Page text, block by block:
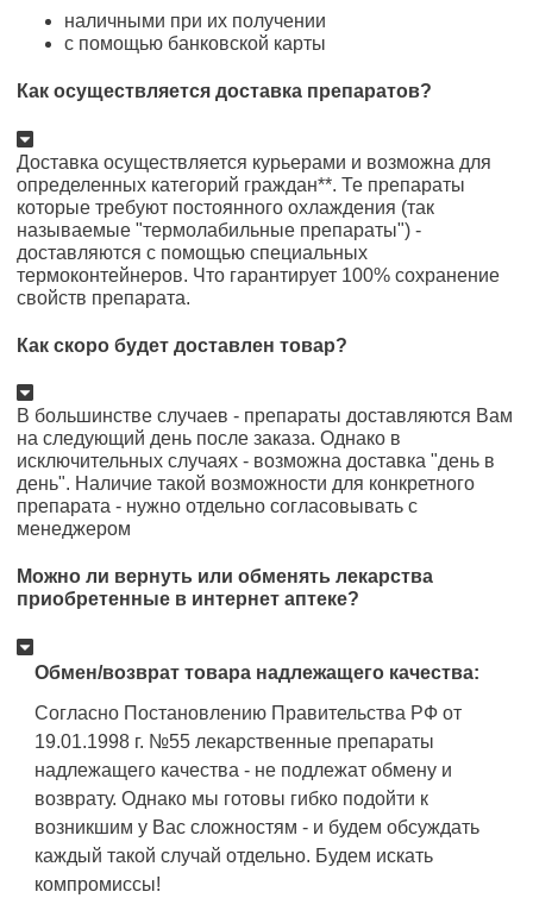
наличными при их получении
с помощью банковской карты
Как осуществляется доставка препаратов?
Доставка осуществляется курьерами и возможна для
определенных категорий граждан**. Те препараты
которые требуют постоянного охлаждения (так
называемые "термолабильные препараты") -
доставляются с помощью специальных
термоконтейнеров. Что гарантирует 100% сохранение
свойств препарата.
Как скоро будет доставлен товар?
В большинстве случаев - препараты доставляются Вам
на следующий день после заказа. Однако в
исключительных случаях - возможна доставка "день в
день". Наличие такой возможности для конкретного
препарата - нужно отдельно согласовывать с
менеджером
Можно ли вернуть или обменять лекарства
приобретенные в интернет аптеке?
Обмен/возврат товара надлежащего качества:
Согласно Постановлению Правительства РФ от
19.01.1998 г. №55 лекарственные препараты
надлежащего качества - не подлежат обмену и
возврату. Однако мы готовы гибко подойти к
возникшим у Вас сложностям - и будем обсуждать
каждый такой случай отдельно. Будем искать
компромиссы!